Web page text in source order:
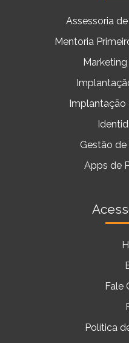
Assessoria
Mentoria
Implantação
Gestão
Apps de
Fale
Política